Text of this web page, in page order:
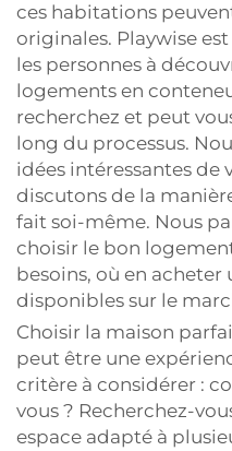
ces habitations
originales. Playwise
les personnes à
logements en
recherchez et peut
long du processus.
idées intéressantes de
discutons de la
fait soi-même. Nous
choisir le bon
besoins, où en
disponibles sur le
Choisir la maison
peut être une
critère à considérer :
vous ? Recherchez-
espace adapté à